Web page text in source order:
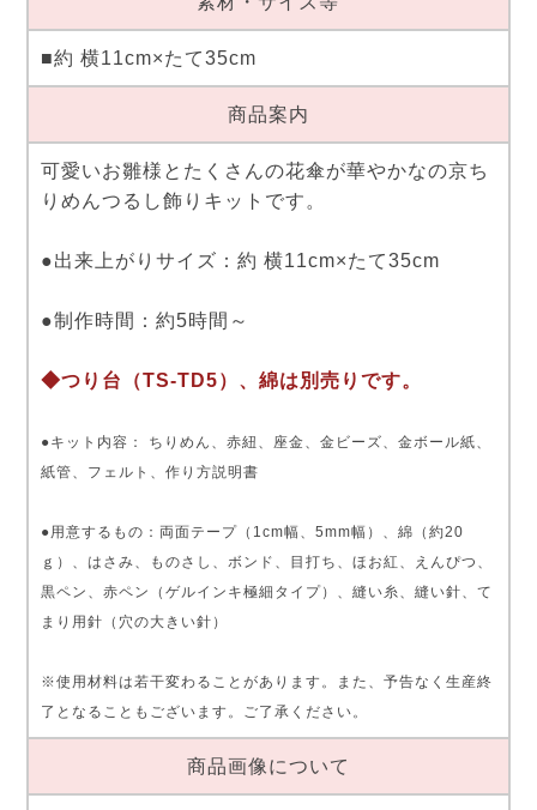
■約 横11cm×たて35cm
商品案内
可愛いお雛様とたくさんの花傘が華やかなの京ち
りめんつるし飾りキットです。
●出来上がりサイズ：約 横11cm×たて35cm
●制作時間：約5時間～
◆つり台（TS-TD5）、綿は別売りです。
●キット内容： ちりめん、赤紐、座金、金ビーズ、金ボール紙、
紙管、フェルト、作り方説明書
●用意するもの：両面テープ（1cm幅、5mm幅）、綿（約20
ｇ）、はさみ、ものさし、ボンド、目打ち、ほお紅、えんぴつ、
黒ペン、赤ペン（ゲルインキ極細タイプ）、縫い糸、縫い針、て
まり用針（穴の大きい針）
※使用材料は若干変わることがあります。また、予告なく生産終
了となることもございます。ご了承ください。
商品画像について